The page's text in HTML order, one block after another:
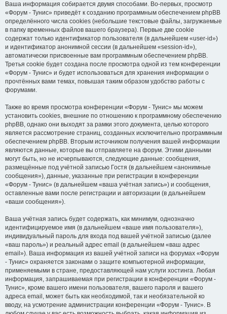
Ваша информация собирается двумя способами. Во-первых, просмотр
«Форум - Тунис» приведёт к созданию программным обеспечением phpBB
определённого числа cookies (небольшие текстовые файлы, загружаемые
в папку временных файлов вашего браузера). Первые две cookie
содержат только идентификатор пользователя (в дальнейшем «user-id»)
и идентификатор анонимной сессии (в дальнейшем «session-id»),
автоматически присвоенные вам программным обеспечением phpBB.
Третья cookie будет создана после просмотра одной из тем конференции
«Форум - Тунис» и будет использоваться для хранения информации о
прочтённых вами темах, повышая таким образом удобство работы с
форумами.
Также во время просмотра конференции «Форум - Тунис» мы можем
установить cookies, внешние по отношению к программному обеспечению
phpBB, однако они выходят за рамки этого документа, целью которого
является рассмотрение страниц, созданных исключительно программным
обеспечением phpBB. Вторым источником получения вашей информации
являются данные, которые вы отправляете на форум. Этими данными
могут быть, но не исчерпываются, следующие данные: сообщения,
размещённые под учётной записью Гостя (в дальнейшем «анонимные
сообщения»), данные, указанные при регистрации в конференции
«Форум - Тунис» (в дальнейшем «ваша учётная запись») и сообщения,
оставленные вами после регистрации и авторизации (в дальнейшем
«ваши сообщения»).
Ваша учётная запись будет содержать, как минимум, однозначно
идентифицируемое имя (в дальнейшем «ваше имя пользователя»),
индивидуальный пароль для входа под вашей учётной записью (далее
«ваш пароль») и реальный адрес email (в дальнейшем «ваш адрес
email»). Ваша информация из вашей учётной записи на форумах «Форум
- Тунис» охраняется законами о защите компьютерной информации,
применяемыми в стране, предоставляющей нам услуги хостинга. Любая
информация, запрашиваемая при регистрации в конференции «Форум -
Тунис», кроме вашего имени пользователя, вашего пароля и вашего
адреса email, может быть как необходимой, так и необязательной ко
вводу, на усмотрение администрации конференции «Форум - Тунис». В